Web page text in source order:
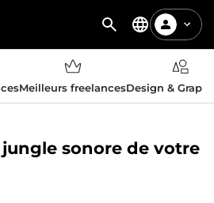
Meilleurs freelancesDesign &
jungle sonore de votre